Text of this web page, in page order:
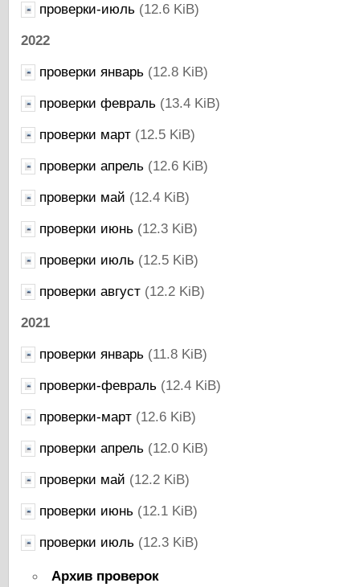
проверки-июль(12.6 KiB)
2022
проверки январь(12.8 KiB)
проверки февраль(13.4 KiB)
проверки март(12.5 KiB)
проверки апрель(12.6 KiB)
проверки май (12.4 KiB)
проверки июнь(12.3 KiB)
проверки июль(12.5 KiB)
проверки август(12.2 KiB)
2021
проверки январь(11.8 KiB)
проверки-февраль(12.4 KiB)
проверки-март(12.6 KiB)
проверки апрель(12.0 KiB)
проверки май (12.2 KiB)
проверки июнь(12.1 KiB)
проверки июль(12.3 KiB)
Архив проверок